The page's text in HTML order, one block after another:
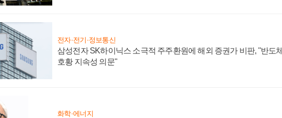
전자·전기·정보통신
삼성전자 SK하이닉스 소극적 주주환원에 해외 증권가 비판, "반도체
호황 지속성 의문"
화학·에너지